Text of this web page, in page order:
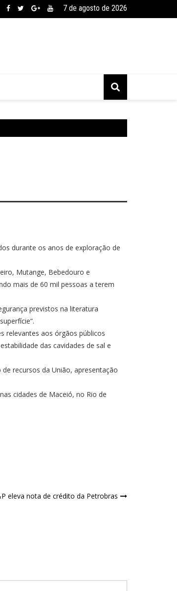
7 de agosto de 2026
durante os anos de exploração de
Mutange, Bebedouro e
mais de 60 mil pessoas a terem
previstos na literatura
relevantes aos órgãos públicos
das cavidades de sal e
recursos da União, apresentação
cidades de Maceió, no Rio de
eleva nota de crédito da Petrobras